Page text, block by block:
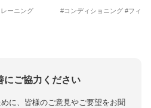
ーニング #コンディショニング #フィジ
にご協力ください
に、皆様のご意見やご要望をお聞